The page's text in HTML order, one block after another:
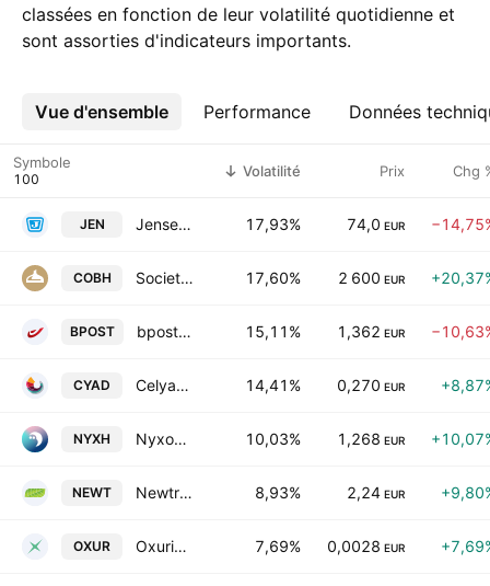
classées en fonction de leur volatilité quotidienne et
sont assorties d'indicateurs importants.
Vue d'ensemble Performance Données
Plus
Symbole Volatilité Prix Chg
JEN Jensen-Group NV 17,93% 74,0 EUR
COBH Societe commerciale de brasserie 17,60% 2 600 EUR
BPOST bpost SA 15,11% 1,362 EUR
CYAD Celyad Oncology SA 14,41% 0,270 EUR
NYXH Nyxoah SA 10,03% 1,268 EUR
NEWT Newtree Societe Anonyme 8,93% 2,24 EUR
OXUR Oxurion NV 7,69% 0,0028 EUR